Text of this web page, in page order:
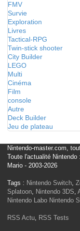
FMV
Survie
Exploration
Livres
Tactical-RPG
Twin-stick shooter
City Builder
LEGO
Multi
Cinéma
Film
console
Autre
Deck Builder
Jeu de plateau
Nintendo-master.com,
Toute l'actualité
Mario - 2003-2026
Tags : Nintendo Switch,
Splatoon, Nintendo 3DS,
Nintendo Labo Nintendo
RSS Actu, RSS Tests